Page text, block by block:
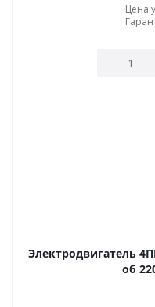
Цена
Электродвигатель
об